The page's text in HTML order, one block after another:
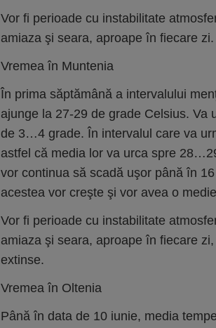
Vor fi perioade cu instabilitate
amiaza şi seara, aproape în fiecare zi.
Vremea în Muntenia
În prima săptămână a intervalului
ajunge la 27-29 de grade Celsius. Va
de 3…4 grade. În intervalul care va
astfel că media lor va urca spre
vor continua să scadă uşor până în
acestea vor creşte şi vor avea o
Vor fi perioade cu instabilitate
amiaza şi seara, aproape în fiecare
extinse.
Vremea în Oltenia
Până în data de 10 iunie, media